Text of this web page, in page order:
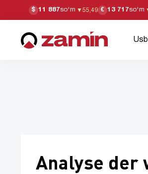
$ 11 887so'm ▼55,49 € 13 717so'm
Analyse der